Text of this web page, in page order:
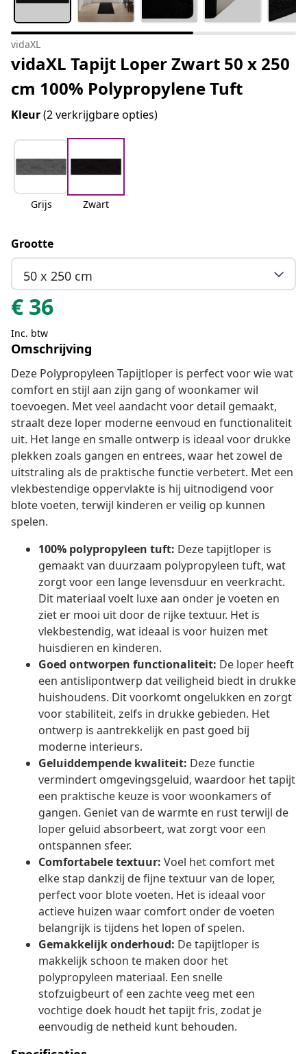
vidaXL
vidaXL Tapijt Loper Zwart 50 x 250
cm 100% Polypropylene Tuft
Kleur(2 verkrijgbare opties)
Grijs Zwart
Grootte
50 x 250 cm
€ 36
Inc. btw
Omschrijving
Deze Polypropyleen Tapijtloper is perfect voor wie wat
comfort en stijl aan zijn gang of woonkamer wil
toevoegen. Met veel aandacht voor detail gemaakt,
straalt deze loper moderne eenvoud en functionaliteit
uit. Het lange en smalle ontwerp is ideaal voor drukke
plekken zoals gangen en entrees, waar het zowel de
uitstraling als de praktische functie verbetert. Met een
vlekbestendige oppervlakte is hij uitnodigend voor
blote voeten, terwijl kinderen er veilig op kunnen
spelen.
100% polypropyleen tuft: Deze tapijtloper is
gemaakt van duurzaam polypropyleen tuft, wat
zorgt voor een lange levensduur en veerkracht.
Dit materiaal voelt luxe aan onder je voeten en
ziet er mooi uit door de rijke textuur. Het is
vlekbestendig, wat ideaal is voor huizen met
huisdieren en kinderen.
Goed ontworpen functionaliteit: De loper heeft
een antislipontwerp dat veiligheid biedt in drukke
huishoudens. Dit voorkomt ongelukken en zorgt
voor stabiliteit, zelfs in drukke gebieden. Het
ontwerp is aantrekkelijk en past goed bij
moderne interieurs.
Geluiddempende kwaliteit: Deze functie
vermindert omgevingsgeluid, waardoor het tapijt
een praktische keuze is voor woonkamers of
gangen. Geniet van de warmte en rust terwijl de
loper geluid absorbeert, wat zorgt voor een
ontspannen sfeer.
Comfortabele textuur: Voel het comfort met
elke stap dankzij de fijne textuur van de loper,
perfect voor blote voeten. Het is ideaal voor
actieve huizen waar comfort onder de voeten
belangrijk is tijdens het lopen of spelen.
Gemakkelijk onderhoud: De tapijtloper is
makkelijk schoon te maken door het
polypropyleen materiaal. Een snelle
stofzuigbeurt of een zachte veeg met een
vochtige doek houdt het tapijt fris, zodat je
eenvoudig de netheid kunt behouden.